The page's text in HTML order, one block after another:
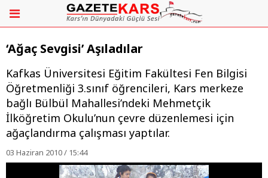
‘Ağaç Sevgisi’ Aşıladılar
Kafkas Üniversitesi Eğitim Fakültesi Fen Bilgisi
Öğretmenliği 3.sınıf öğrencileri, Kars merkeze
bağlı Bülbül Mahallesi’ndeki Mehmetçik
İlköğretim Okulu’nun çevre düzenlemesi için
ağaçlandırma çalışması yaptılar.
03 Haziran 2010 / 15:44